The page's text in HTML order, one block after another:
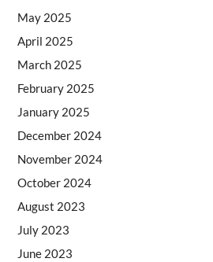
May 2025
April 2025
March 2025
February 2025
January 2025
December 2024
November 2024
October 2024
August 2023
July 2023
June 2023